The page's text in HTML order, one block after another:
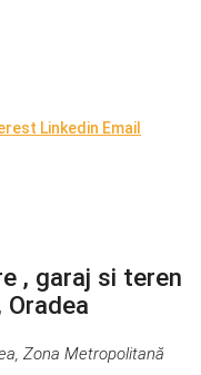
Linkedin Email
, garaj si teren
Zona Metropolitană